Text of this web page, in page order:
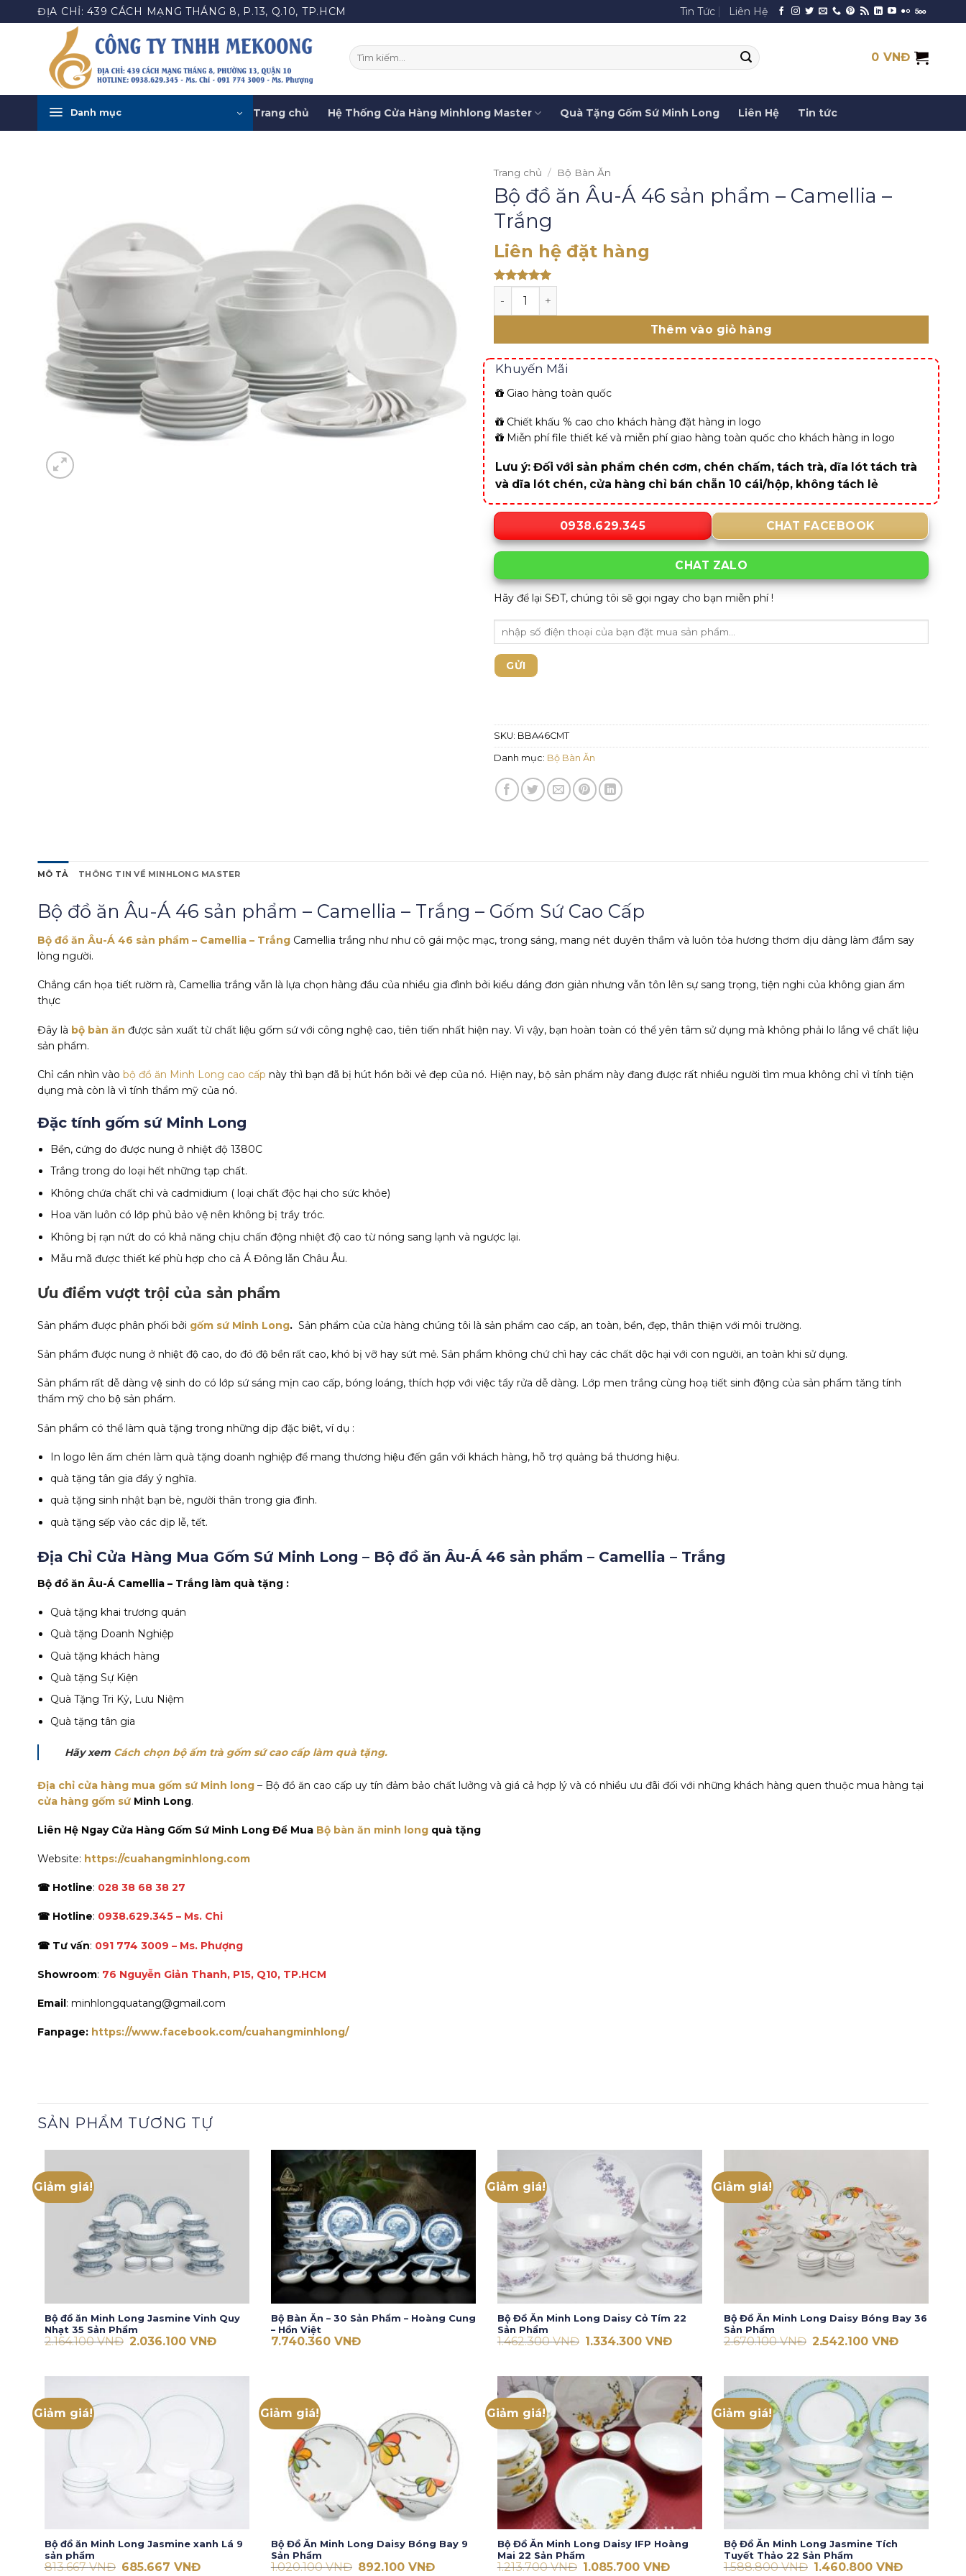
qua
ĐỊA CHỈ: 439 CÁCH MẠNG THÁNG 8, P.13, Q.10, TP.HCM Tin Tức Liên Hệ
Tìm
kiếm:
0 VNĐ
Danh mục Trang chủ Hệ Thống Cửa Hàng Minhlong Master Quà Tặng Gốm Sứ Minh Long Liên Hệ Tin tức
Trang chủ / Bộ Bàn Ăn
Bộ đồ ăn Âu-Á 46 sản phẩm – Camellia –
Trắng
Liên hệ đặt hàng
out of 5
Bộ đồ ăn Âu-Á 46 sản phẩm - Camellia - Trắng số lượng
Thêm vào giỏ hàng
Khuyến Mãi
Giao hàng toàn quốc
Chiết khấu % cao cho khách hàng đặt hàng in logo
Miễn phí file thiết kế và miễn phí giao hàng toàn quốc cho khách hàng in logo
Lưu ý: Đối với sản phẩm chén cơm, chén chấm, tách trà, dĩa lót tách trà
và dĩa lót chén, cửa hàng chỉ bán chẵn 10 cái/hộp, không tách lẻ
0938.629.345 CHAT FACEBOOK
CHAT ZALO
Hãy để lại SĐT, chúng tôi sẽ gọi ngay cho bạn miễn phí !
SKU: BBA46CMT
Danh mục: Bộ Bàn Ăn
MÔ TẢ THÔNG TIN VỀ MINHLONG MASTER
Bộ đồ ăn Âu-Á 46 sản phẩm – Camellia – Trắng – Gốm Sứ Cao Cấp
Bộ đồ ăn Âu-Á 46 sản phẩm – Camellia – Trắng Camellia trắng như như cô gái mộc mạc, trong sáng, mang nét duyên thầm và luôn tỏa hương thơm dịu dàng làm đắm say
lòng người.
Chẳng cần họa tiết rườm rà, Camellia trắng vẫn là lựa chọn hàng đầu của nhiều gia đình bởi kiểu dáng đơn giản nhưng vẫn tôn lên sự sang trọng, tiện nghi của không gian ẩm
thực
Đây là bộ bàn ăn được sản xuất từ chất liệu gốm sứ với công nghệ cao, tiên tiến nhất hiện nay. Vì vậy, bạn hoàn toàn có thể yên tâm sử dụng mà không phải lo lắng về chất liệu
sản phẩm.
Chỉ cần nhìn vào bộ đồ ăn Minh Long cao cấp này thì bạn đã bị hút hồn bởi vẻ đẹp của nó. Hiện nay, bộ sản phẩm này đang được rất nhiều người tìm mua không chỉ vì tính tiện
dụng mà còn là vì tính thẩm mỹ của nó.
Đặc tính gốm sứ Minh Long
Bền, cứng do được nung ở nhiệt độ 1380C
Trắng trong do loại hết những tạp chất.
Không chứa chất chì và cadmidium ( loại chất độc hại cho sức khỏe)
Hoa văn luôn có lớp phủ bảo vệ nên không bị trầy tróc.
Không bị rạn nứt do có khả năng chịu chấn động nhiệt độ cao từ nóng sang lạnh và ngược lại.
Mẫu mã được thiết kế phù hợp cho cả Á Đông lẫn Châu Âu.
Ưu điểm vượt trội của sản phẩm
Sản phẩm được phân phối bởi gốm sứ Minh Long. Sản phẩm của cửa hàng chúng tôi là sản phẩm cao cấp, an toàn, bền, đẹp, thân thiện với môi trường.
Sản phẩm được nung ở nhiệt độ cao, do đó độ bền rất cao, khó bị vỡ hay sứt mẻ. Sản phẩm không chứ chì hay các chất dộc hại với con người, an toàn khi sử dụng.
Sản phẩm rất dễ dàng vệ sinh do có lớp sứ sáng mịn cao cấp, bóng loáng, thích hợp với việc tẩy rửa dễ dàng. Lớp men trắng cùng hoạ tiết sinh động của sản phẩm tăng tính
thẩm mỹ cho bộ sản phẩm.
Sản phẩm có thể làm quà tặng trong những dịp đặc biệt, ví dụ :
In logo lên ấm chén làm quà tặng doanh nghiệp để mang thương hiệu đến gần với khách hàng, hỗ trợ quảng bá thương hiệu.
quà tặng tân gia đầy ý nghĩa.
quà tặng sinh nhật bạn bè, người thân trong gia đình.
quà tặng sếp vào các dịp lễ, tết.
Địa Chỉ Cửa Hàng Mua Gốm Sứ Minh Long – Bộ đồ ăn Âu-Á 46 sản phẩm – Camellia – Trắng
Bộ đồ ăn Âu-Á Camellia – Trắng làm quà tặng :
Quà tặng khai trương quán
Quà tặng Doanh Nghiệp
Quà tặng khách hàng
Quà tặng Sự Kiện
Quà Tặng Tri Kỷ, Lưu Niệm
Quà tặng tân gia
Hãy xem Cách chọn bộ ấm trà gốm sứ cao cấp làm quà tặng.
Địa chỉ cửa hàng mua gốm sứ Minh long – Bộ đồ ăn cao cấp uy tín đảm bảo chất lưởng và giá cả hợp lý và có nhiều ưu đãi đối với những khách hàng quen thuộc mua hàng tại
cửa hàng gốm sứ Minh Long.
Liên Hệ Ngay Cửa Hàng Gốm Sứ Minh Long Để Mua Bộ bàn ăn minh long quà tặng
Website: https://cuahangminhlong.com
☎ Hotline: 028 38 68 38 27
☎ Hotline: 0938.629.345 – Ms. Chi
☎ Tư vấn: 091 774 3009 – Ms. Phượng
Showroom: 76 Nguyễn Giản Thanh, P15, Q10, TP.HCM
Email: minhlongquatang@gmail.com
Fanpage: https://www.facebook.com/cuahangminhlong/
SẢN PHẨM TƯƠNG TỰ
Giảm giá!
Bộ đồ ăn Minh Long Jasmine Vinh Quy
Nhạt 35 Sản Phẩm
2.164.100VNĐ Giá
2.036.100VNĐGiá
2.036.100 VNĐ.
Bộ Bàn Ăn – 30 Sản Phẩm – Hoàng Cung
– Hồn Việt
7.740.360 VNĐ
Giảm giá!
Bộ Đồ Ăn Minh Long Daisy Cỏ Tím 22
Sản Phẩm
1.462.300VNĐ Giá
1.334.300VNĐGiá
1.334.300 VNĐ.
Giảm giá!
Bộ Đồ Ăn Minh Long Daisy Bóng Bay 36
Sản Phẩm
2.670.100VNĐ Giá
2.542.100VNĐGiá
2.542.100
Giảm giá!
Bộ đồ ăn Minh Long Jasmine xanh Lá 9
sản phẩm
813.667VNĐ Giá
685.667VNĐGiá
Giảm giá!
Bộ Đồ Ăn Minh Long Daisy Bóng Bay 9
Sản Phẩm
1.020.100VNĐ Giá
892.100VNĐGiá
Giảm giá!
Bộ Đồ Ăn Minh Long Daisy IFP Hoàng
Mai 22 Sản Phẩm
1.213.700VNĐ Giá
1.085.700VNĐGiá
Giảm giá!
Bộ Đồ Ăn Minh Long Jasmine Tích
Tuyết Thảo 22 Sản Phẩm
1.588.800VNĐ Giá
1.460.800VNĐGiá